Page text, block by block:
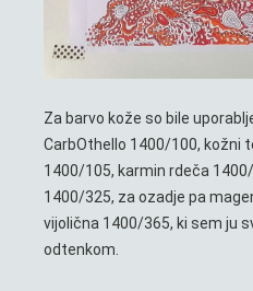
Za barvo kože so bile
CarbOthello 1400/100, kožni
1400/105, karmin rdeča
1400/325, za ozadje pa
vijolična 1400/365, ki sem ju
odtenkom.